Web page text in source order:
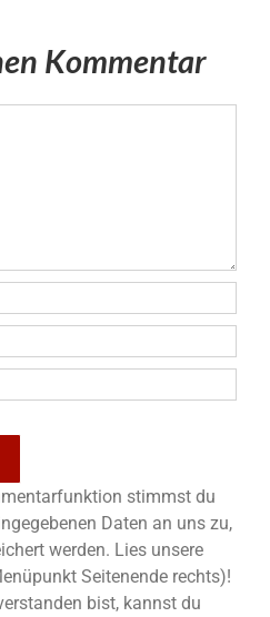
Kommentar
stimmst du
Daten an uns zu,
werden. Lies unsere
Seitenende rechts)!
bist, kannst du